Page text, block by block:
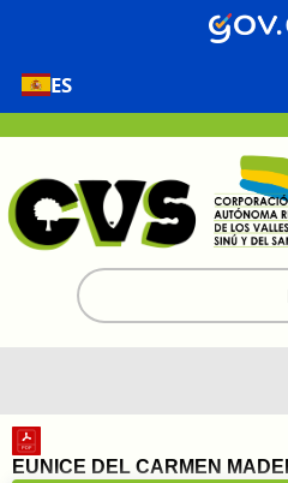
ES
Buscar:
Inicio
EUNICE DEL CARMEN